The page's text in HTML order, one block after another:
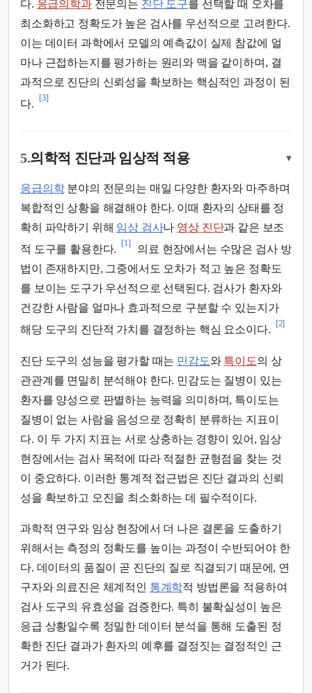
다. 응급의학과전문의는 진단 도구를 선택할 때 오차를
최소화하고 정확도가 높은 검사를 우선적으로 고려한다.
이는 데이터 과학에서 모델의 예측값이 실제 참값에 얼
마나 근접하는지를 평가하는 원리와 맥을 같이하며, 결
과적으로 진단의 신뢰성을 확보하는 핵심적인 과정이 된
다.
[3]
5.의학적 진단과 임상적 적용 ▾
응급의학분야의 전문의는 매일 다양한 환자와 마주하며
복합적인 상황을 해결해야 한다. 이때 환자의 상태를 정
확히 파악하기 위해 임상 검사나 영상 진단과 같은 보조
적 도구를 활용한다.
[1]
의료 현장에서는 수많은 검사 방
법이 존재하지만, 그중에서도 오차가 적고 높은 정확도
를 보이는 도구가 우선적으로 선택된다. 검사가 환자와
건강한 사람을 얼마나 효과적으로 구분할 수 있는지가
해당 도구의 진단적 가치를 결정하는 핵심 요소이다.
[2]
진단 도구의 성능을 평가할 때는 민감도와 특이도의 상
관관계를 면밀히 분석해야 한다. 민감도는 질병이 있는
환자를 양성으로 판별하는 능력을 의미하며, 특이도는
질병이 없는 사람을 음성으로 정확히 분류하는 지표이
다. 이 두 가지 지표는 서로 상충하는 경향이 있어, 임상
현장에서는 검사 목적에 따라 적절한 균형점을 찾는 것
이 중요하다. 이러한 통계적 접근법은 진단 결과의 신뢰
성을 확보하고 오진을 최소화하는 데 필수적이다.
과학적 연구와 임상 현장에서 더 나은 결론을 도출하기
위해서는 측정의 정확도를 높이는 과정이 수반되어야 한
다. 데이터의 품질이 곧 진단의 질로 직결되기 때문에, 연
구자와 의료진은 체계적인 통계학적 방법론을 적용하여
검사 도구의 유효성을 검증한다. 특히 불확실성이 높은
응급 상황일수록 정밀한 데이터 분석을 통해 도출된 정
확한 진단 결과가 환자의 예후를 결정짓는 결정적인 근
거가 된다.